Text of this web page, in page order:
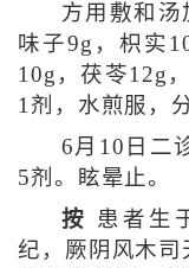
方用敷和汤
味子9g，枳实
10g，茯苓12g
1剂，水煎服，
6月10日二
5剂。眩晕止。
按 患者生
纪，厥阴风木